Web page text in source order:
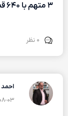
۳ متهم با ۶۴۰ قطعه سکه عتیقه در قم دستگیر شدند
۰ نظر
احمد